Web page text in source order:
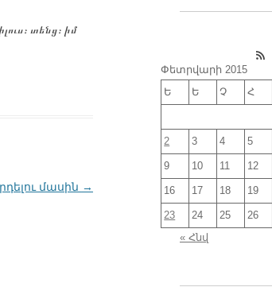
տենց։ իմ
մասին →
RSS Feed
Փետրվարի 2015
Ե
Ե Չ Հ
2 3 4 5
9 10 11 12
16 17 18 19
23 24 25 26
« Հնվ